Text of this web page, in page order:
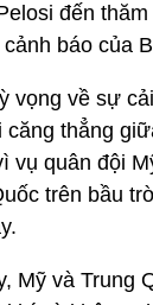
đến
báo của
vọng về sự
căng thẳng
vụ quân đội
trên bầu
Mỹ và Trung